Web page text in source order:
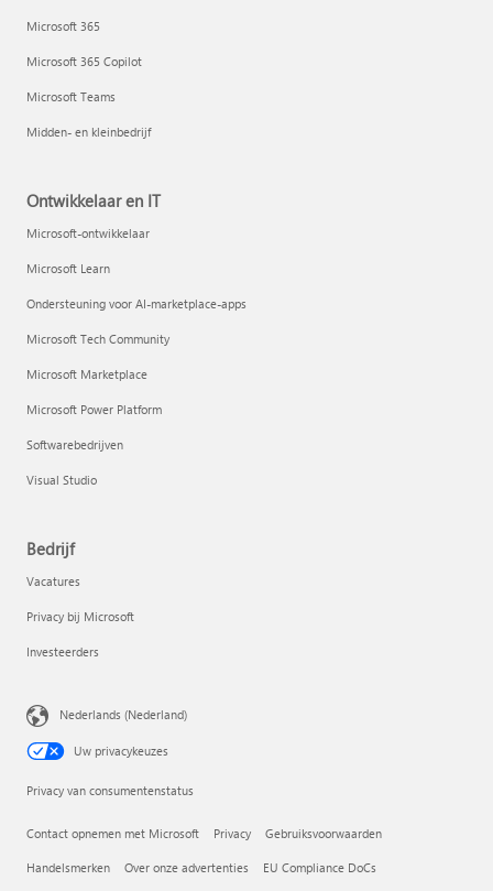
Microsoft 365
Microsoft 365 Copilot
Microsoft Teams
Midden- en kleinbedrijf
Ontwikkelaar en IT
Microsoft-ontwikkelaar
Microsoft Learn
Ondersteuning voor AI-marketplace-apps
Microsoft Tech Community
Microsoft Marketplace
Microsoft Power Platform
Softwarebedrijven
Visual Studio
Bedrijf
Vacatures
Privacy bij Microsoft
Investeerders
Nederlands (Nederland)
Uw privacykeuzes
Privacy van consumentenstatus
Contact opnemen met Microsoft Privacy Gebruiksvoorwaarden
Handelsmerken Over onze advertenties EU Compliance DoCs